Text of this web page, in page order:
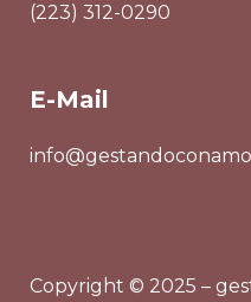
(223) 312-0290
E-Mail
Copyright © 2025 –